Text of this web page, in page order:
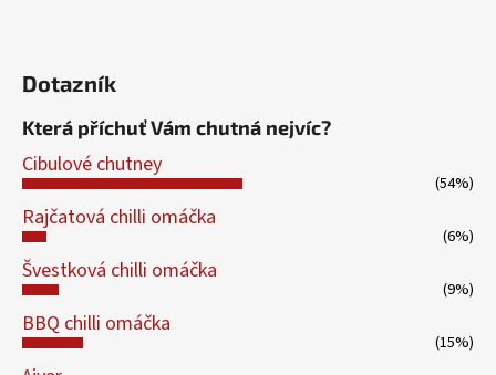
Dotazník
Která příchuť Vám chutná nejvíc?
Cibulové chutney
(54%)
Rajčatová chilli omáčka
(6%)
Švestková chilli omáčka
(9%)
BBQ chilli omáčka
(15%)